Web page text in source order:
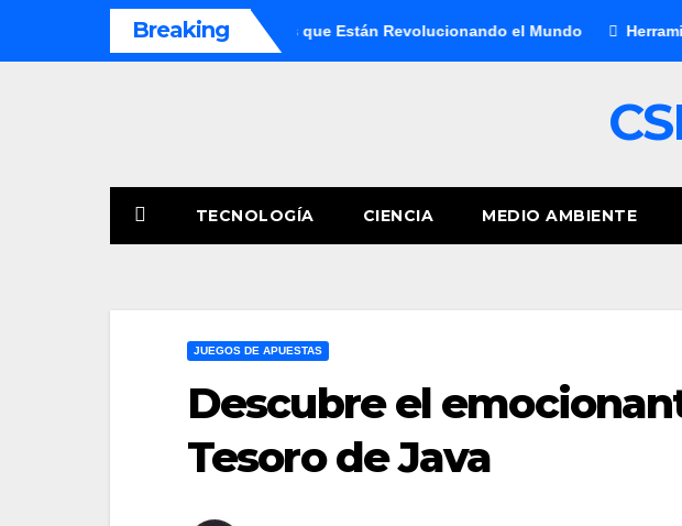
Breaking
2026: Los Avances que Están Revolucionando el Mundo Herramientas y
TECNOLOGÍA CIENCIA MEDIO AMBIENTE
JUEGOS DE APUESTAS
Descubre el
Tesoro de Java